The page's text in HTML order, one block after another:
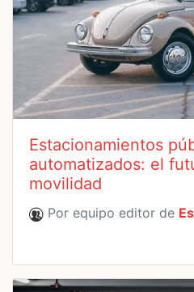
Estacionamientos
automatizados: el
movilidad
Por equipo editor de